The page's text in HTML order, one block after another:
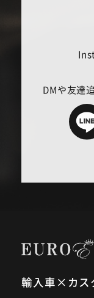
DMや友達
輸入車×カ